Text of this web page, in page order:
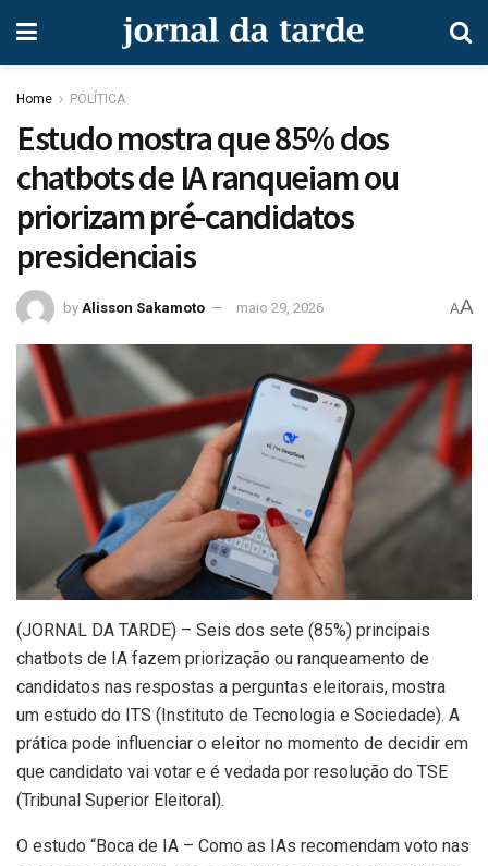
Home POLÍTICA
Estudo mostra que 85% dos
chatbots de IA ranqueiam ou
priorizam pré-candidatos
presidenciais
by Alisson Sakamoto maio 29, 2026 AA
(JORNAL DA TARDE) – Seis dos sete (85%) principais
chatbots de IA fazem priorização ou ranqueamento de
candidatos nas respostas a perguntas eleitorais, mostra
um estudo do ITS (Instituto de Tecnologia e Sociedade). A
prática pode influenciar o eleitor no momento de decidir em
que candidato vai votar e é vedada por resolução do TSE
(Tribunal Superior Eleitoral).
O estudo “Boca de IA – Como as IAs recomendam voto nas